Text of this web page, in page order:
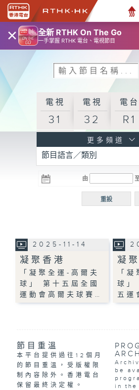
× 全新 RTHK On The Go
一手掌握 RTHK 電台、電視節目
電視
31
電視
32
電台
R1
R3
電台 電台
R5
電台
普通
更多頻道
節目語言／類別
由
重設
2025-11-14
凝聚香港
「凝聚全運-高爾夫
球」 第十五屆全國
運動會高爾夫球賽…
凝
「
球」
五運
節目重溫
本平台提供過往12個月
的節目重溫，受版權限
制內容除外。香港電台
保留最終決定權。
be
in the